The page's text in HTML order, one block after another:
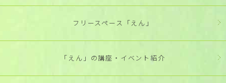
フリースペース「えん」
「えん」の講座・イベント紹介